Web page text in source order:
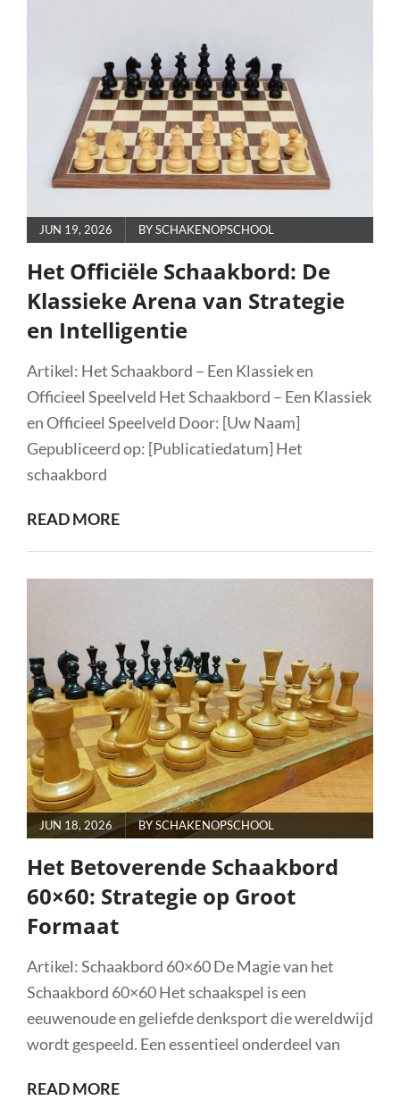
SCHAAKPUZZEL:
TEST
JE
VAARDIGHEDEN!
POSTED
ON
JUN 19, 2026 BYSCHAKENOPSCHOOL
Het Officiële Schaakbord: De
Klassieke Arena van Strategie
en Intelligentie
Artikel: Het Schaakbord – Een Klassiek en
Officieel Speelveld Het Schaakbord – Een Klassiek
en Officieel Speelveld Door: [Uw Naam]
Gepubliceerd op: [Publicatiedatum] Het
schaakbord
READ MOREHET
ARENA
VAN
STRATEGIE
EN
INTELLIGENTIE
POSTED
ON
JUN 18, 2026 BYSCHAKENOPSCHOOL
Het Betoverende Schaakbord
60×60: Strategie op Groot
Formaat
Artikel: Schaakbord 60×60 De Magie van het
Schaakbord 60×60 Het schaakspel is een
eeuwenoude en geliefde denksport die wereldwijd
wordt gespeeld. Een essentieel onderdeel van
READ MOREHET